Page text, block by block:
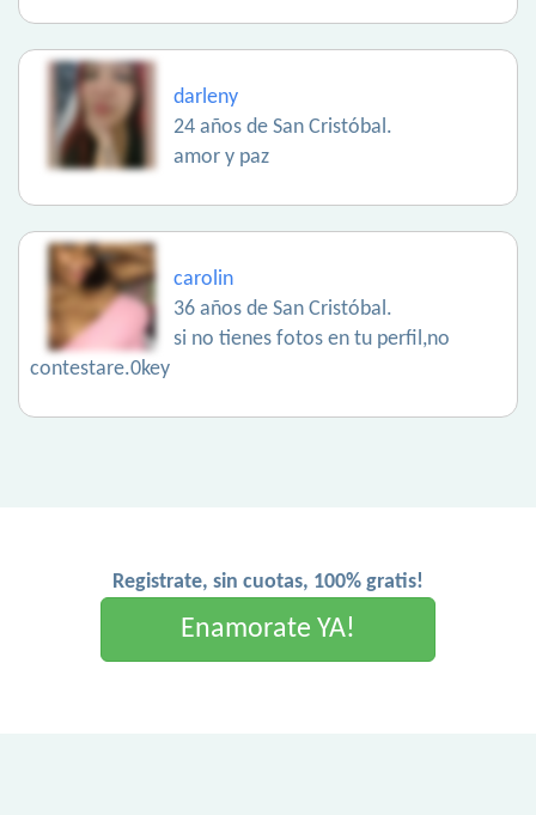
darleny
24 años de San Cristóbal.
amor y paz
carolin
36 años de San Cristóbal.
si no tienes fotos en tu perfil,no
contestare.0key
Registrate, sin cuotas, 100% gratis!
Enamorate YA!